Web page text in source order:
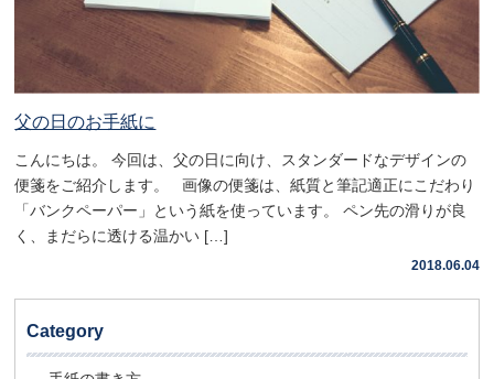
父の日のお手紙に
こんにちは。 今回は、父の日に向け、スタンダードなデザインの
便箋をご紹介します。 画像の便箋は、紙質と筆記適正にこだわり
「バンクペーパー」という紙を使っています。 ペン先の滑りが良
く、まだらに透ける温かい […]
2018.06.04
Category